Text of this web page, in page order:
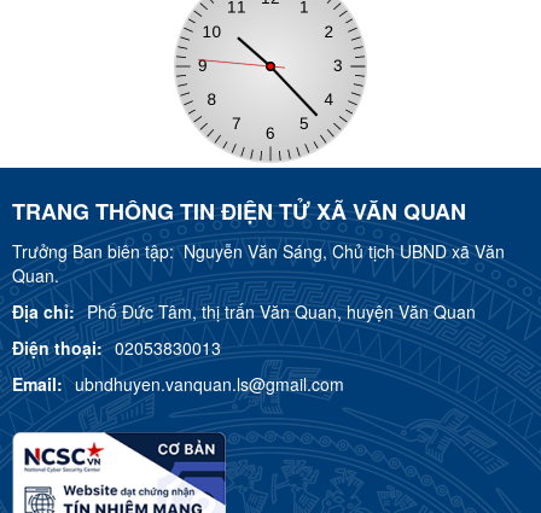
TRANG THÔNG TIN ĐIỆN TỬ XÃ VĂN QUAN
Trưởng Ban biên tập:Nguyễn Văn Sáng, Chủ tịch UBND xã Văn
Quan.
Địa chỉ: Phố Đức Tâm, thị trấn Văn Quan, huyện Văn Quan
Điện thoại: 02053830013
Email: ubndhuyen.vanquan.ls@gmail.com